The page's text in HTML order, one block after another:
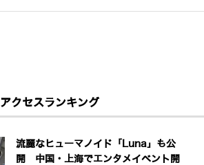
アクセスランキング
流麗なヒューマノイド「Luna」も公
開 中国・上海でエンタメイベント開